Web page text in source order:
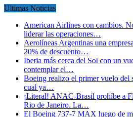
Ultimas Noticias
American Airlines con cambios.
liderar las operaciones…
Aerolíneas Argentinas una
20% de descuento…
Iberia más cerca del Sol con un
contemplar el…
Boeing realizo el primer vuelo del
cual ya…
¡Literal! ANAC-Brasil prohíbe a
Rio de Janeiro. La…
El Boeing 737-7 MAX luego de